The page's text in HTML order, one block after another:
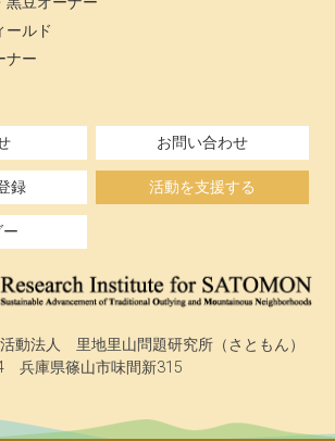
ールド
ナー
お問い合わせ
録 活動を支援する
動法人 里地里山問題研究所（さともん）
兵庫県篠山市味間新315